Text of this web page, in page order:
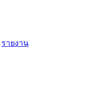
รายงาน